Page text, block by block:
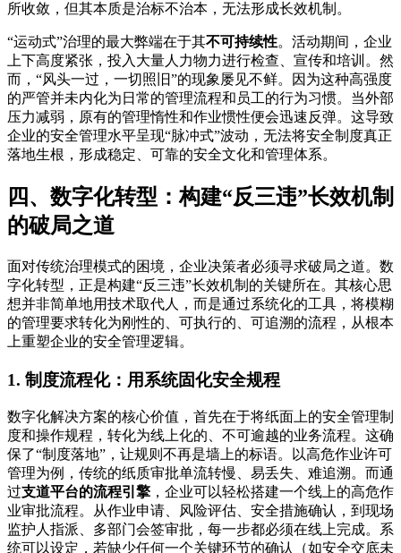
所收敛，但其本质是治标不治本，无法形成长效机制。
“运动式”治理的最大弊端在于其不可持续性。活动期间，企业
上下高度紧张，投入大量人力物力进行检查、宣传和培训。然
而，“风头一过，一切照旧”的现象屡见不鲜。因为这种高强度
的严管并未内化为日常的管理流程和员工的行为习惯。当外部
压力减弱，原有的管理惰性和作业惯性便会迅速反弹。这导致
企业的安全管理水平呈现“脉冲式”波动，无法将安全制度真正
落地生根，形成稳定、可靠的安全文化和管理体系。
四、数字化转型：构建“反三违”长效机制
的破局之道
面对传统治理模式的困境，企业决策者必须寻求破局之道。数
字化转型，正是构建“反三违”长效机制的关键所在。其核心思
想并非简单地用技术取代人，而是通过系统化的工具，将模糊
的管理要求转化为刚性的、可执行的、可追溯的流程，从根本
上重塑企业的安全管理逻辑。
1. 制度流程化：用系统固化安全规程
数字化解决方案的核心价值，首先在于将纸面上的安全管理制
度和操作规程，转化为线上化的、不可逾越的业务流程。这确
保了“制度落地”，让规则不再是墙上的标语。以高危作业许可
管理为例，传统的纸质审批单流转慢、易丢失、难追溯。而通
过支道平台的流程引擎 ，企业可以轻松搭建一个线上的高危作
业审批流程。从作业申请、风险评估、安全措施确认，到现场
监护人指派、多部门会签审批，每一步都必须在线上完成。系
统可以设定，若缺少任何一个关键环节的确认（如安全交底未